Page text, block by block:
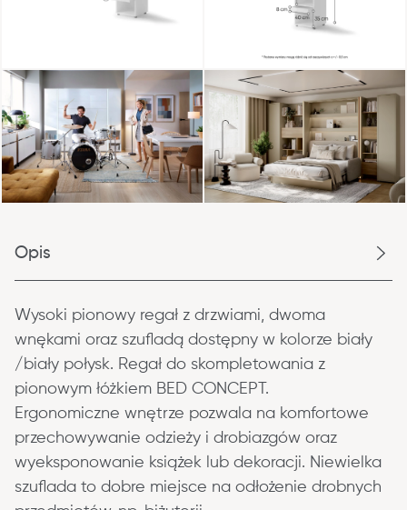
Opis
Wysoki pionowy regał z drzwiami, dwoma
wnękami oraz szufladą dostępny w kolorze biały
/biały połysk. Regał do skompletowania z
pionowym łóżkiem BED CONCEPT.
Ergonomiczne wnętrze pozwala na komfortowe
przechowywanie odzieży i drobiazgów oraz
wyeksponowanie książek lub dekoracji. Niewielka
szuflada to dobre miejsce na odłożenie drobnych